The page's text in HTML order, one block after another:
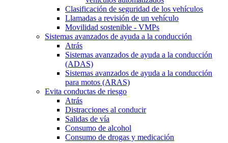
Clasificación de seguridad de los vehículos
Llamadas a revisión de un vehículo
Movilidad sostenible - VMPs
Sistemas avanzados de ayuda a la conducción
Atrás
Sistemas avanzados de ayuda a la conducción
(ADAS)
Sistemas avanzados de ayuda a la conducción
para motos (ARAS)
Evita conductas de riesgo
Atrás
Distracciones al conducir
Salidas de vía
Consumo de alcohol
Consumo de drogas y medicación